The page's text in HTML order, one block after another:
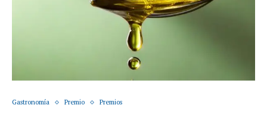
Gastronomía Premio Premios